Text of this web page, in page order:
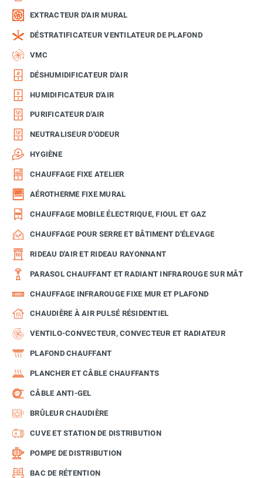
EXTRACTEUR D'AIR MURAL
DÉSTRATIFICATEUR VENTILATEUR DE PLAFOND
VMC
DÉSHUMIDIFICATEUR D'AIR
HUMIDIFICATEUR D'AIR
PURIFICATEUR D'AIR
NEUTRALISEUR D'ODEUR
HYGIÈNE
CHAUFFAGE FIXE ATELIER
AÉROTHERME FIXE MURAL
CHAUFFAGE MOBILE ÉLECTRIQUE, FIOUL ET GAZ
CHAUFFAGE POUR SERRE ET BÂTIMENT D'ÉLEVAGE
RIDEAU D'AIR ET RIDEAU RAYONNANT
PARASOL CHAUFFANT ET RADIANT INFRAROUGE SUR MÂT
CHAUFFAGE INFRAROUGE FIXE MUR ET PLAFOND
CHAUDIÈRE À AIR PULSÉ RÉSIDENTIEL
VENTILO-CONVECTEUR, CONVECTEUR ET RADIATEUR
PLAFOND CHAUFFANT
PLANCHER ET CÂBLE CHAUFFANTS
CÂBLE ANTI-GEL
BRÛLEUR CHAUDIÈRE
CUVE ET STATION DE DISTRIBUTION
POMPE DE DISTRIBUTION
BAC DE RÉTENTION